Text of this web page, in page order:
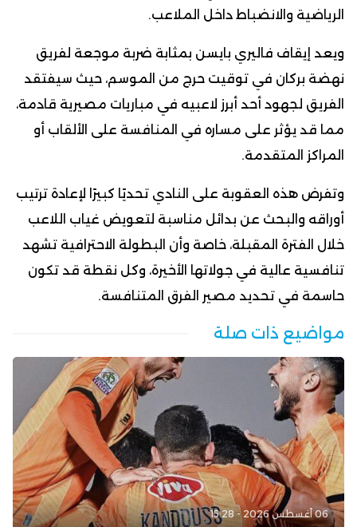
الرياضية والانضباط داخل الملاعب.
ويعد إيقاف فاليري بايسن بمثابة ضربة موجعة لفريق
نهضة بركان في توقيت حرج من الموسم، حيث سيفتقد
الفريق لجهود أحد أبرز لاعبيه في مباريات مصيرية قادمة،
مما قد يؤثر على مساره في المنافسة على الألقاب أو
المراكز المتقدمة.
وتفرض هذه العقوبة على النادي تحديًا كبيرًا لإعادة ترتيب
أوراقه والبحث عن بدائل مناسبة لتعويض غياب اللاعب
خلال الفترة المقبلة، خاصة وأن البطولة الاحترافية تشهد
تنافسية عالية في جولاتها الأخيرة، وكل نقطة قد تكون
حاسمة في تحديد مصير الفرق المتنافسة.
مواضيع ذات صلة
06 أغسطس 2026 - 15:28